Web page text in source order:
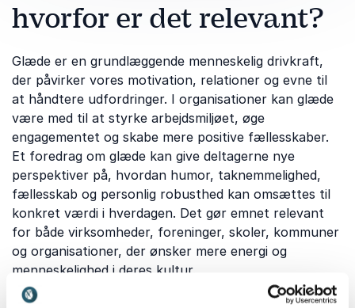
hvorfor er det relevant?
Glæde er en grundlæggende menneskelig drivkraft,
der påvirker vores motivation, relationer og evne til
at håndtere udfordringer. I organisationer kan glæde
være med til at styrke arbejdsmiljøet, øge
engagementet og skabe mere positive fællesskaber.
Et foredrag om glæde kan give deltagerne nye
perspektiver på, hvordan humor, taknemmelighed,
fællesskab og personlig robusthed kan omsættes til
konkret værdi i hverdagen. Det gør emnet relevant
for både virksomheder, foreninger, skoler, kommuner
og organisationer, der ønsker mere energi og
menneskelighed i deres kultur.